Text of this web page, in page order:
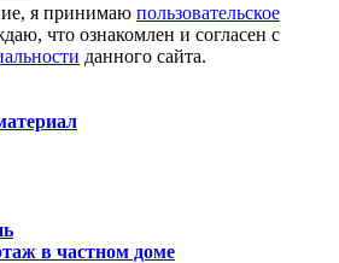
я принимаю пользовательское
что ознакомлен и согласен с
данного сайта.
в частном доме